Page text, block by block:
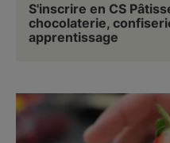
S'inscrire en CS
chocolaterie,
apprentissage